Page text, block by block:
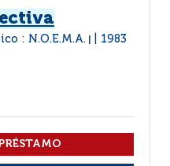
: N.O.E.M.A. 1983